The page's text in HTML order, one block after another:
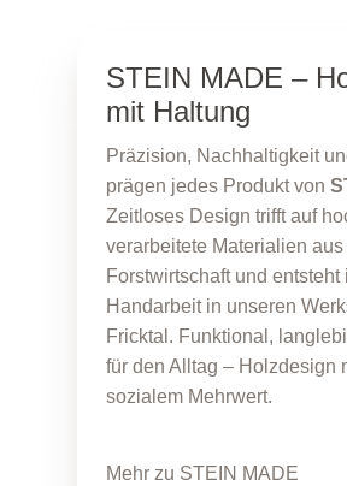
STEIN MADE –
mit Haltung
Präzision, Nachhaltigkeit
prägen jedes Produkt von
Zeitloses Design trifft auf
verarbeitete Materialien
Forstwirtschaft und
Handarbeit in unseren
Fricktal. Funktional,
für den Alltag – Holzdesign
sozialem Mehrwert.
Mehr zu STEIN MADE